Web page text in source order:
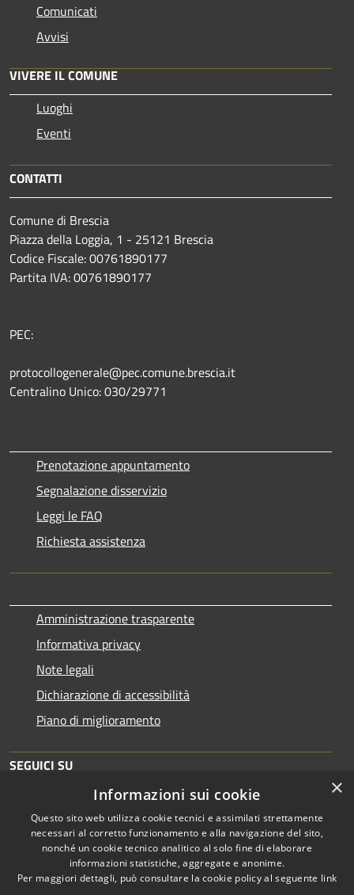
Comunicati
Avvisi
VIVERE IL COMUNE
Luoghi
Eventi
CONTATTI
Comune di Brescia
Piazza della Loggia, 1 - 25121 Brescia
Codice Fiscale: 00761890177
Partita IVA: 00761890177
PEC:
protocollogenerale@pec.comune.brescia.it
Centralino Unico: 030/29771
Prenotazione appuntamento
Segnalazione disservizio
Leggi le FAQ
Richiesta assistenza
Amministrazione trasparente
Informativa privacy
Note legali
Dichiarazione di accessibilità
Piano di miglioramento
SEGUICI SU
RSS
Accessibilità
Copyright © 2026 • Comune di
×
Informazioni sui cookie
Questo sito web utilizza cookie tecnici e assimilati strettamente
necessari al corretto funzionamento e alla navigazione del sito,
nonché un cookie tecnico analitico al solo fine di elaborare
informazioni statistiche, aggregate e anonime.
Per maggiori dettagli, può consultare la cookie policy al seguente link